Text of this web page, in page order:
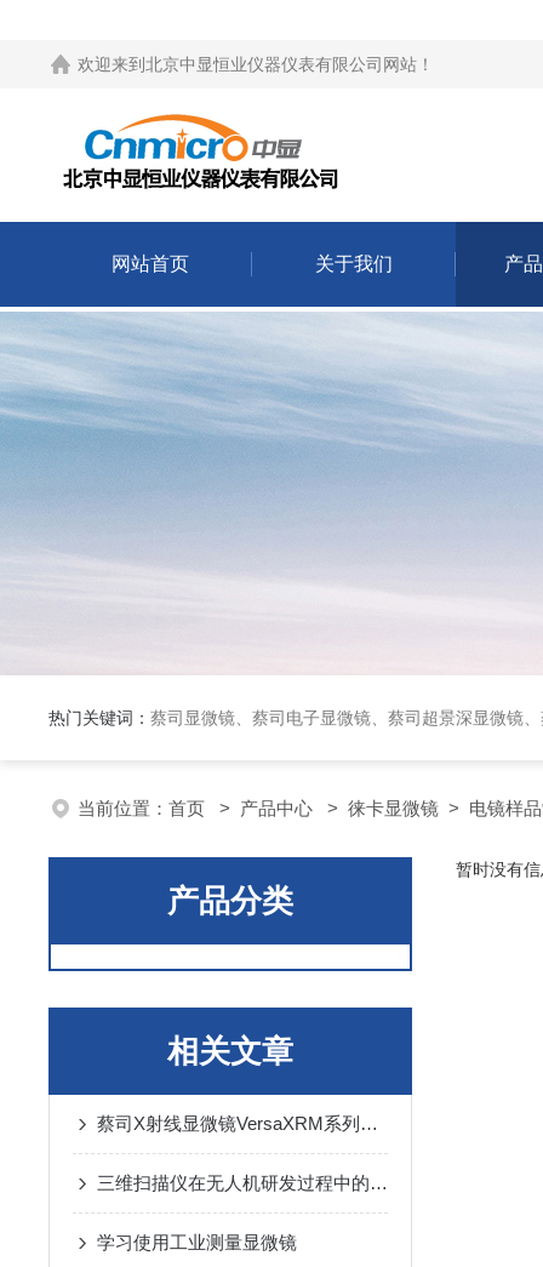
欢迎来到 北京中显恒业仪器仪表有限公司网站 ！
网站首页 关于我们 产
热门关键词： 蔡司显微镜、蔡司电子显微镜、蔡司超景深显微镜
当前位置： 首页 > 产品中心 > 徕卡显微镜 > 电镜样
产品分类
相关文章
蔡司X射线显微镜VersaXRM系列：助力用户轻松实现每个样品的高质量成像
三维扫描仪在无人机研发过程中的经典应用
学习使用工业测量显微镜
暂时没有